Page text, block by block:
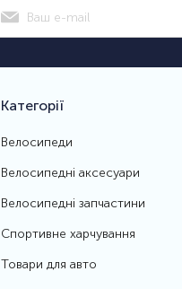
Категорії
Велосипеди
Велосипедні аксесуари
Велосипедні запчастини
Спортивне харчування
Товари для авто